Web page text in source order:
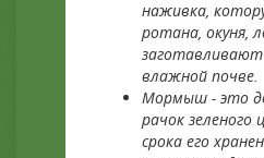
наживка,
ротана, окуня,
влажной почве.
Мормыш - это
рачок зеленого
срока его